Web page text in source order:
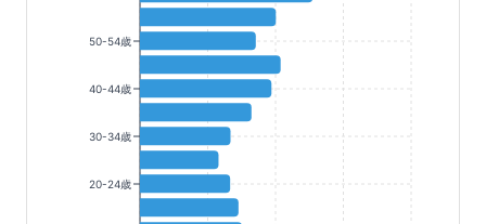
50-54歳
40-44歳
30-34歳
20-24歳